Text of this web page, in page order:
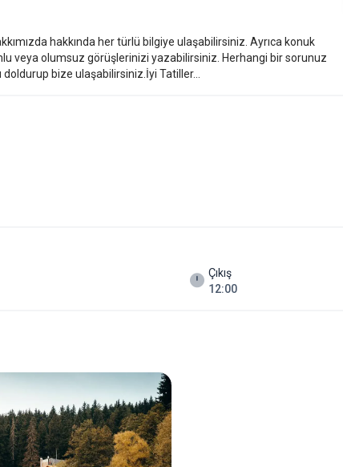
mevcut. Odalar modern, temiz ve ferah. İki yetişkin ve bir
Konfor seviyesi, bölge standartlarının oldukça üzerinde.
ediyor.
kenarında konforlu konaklama imkanı sınırlı. Şavşat Karagöl Hotel
gece planlamak çok daha doğru bir tercih.
hakkında her türlü bilgiye ulaşabilirsiniz. Ayrıca konuk
veya olumsuz görüşlerinizi yazabilirsiniz. Herhangi bir sorunuz
bize ulaşabilirsiniz.İyi Tatiller...
Çıkış
12:00